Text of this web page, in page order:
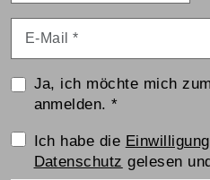
Ja, ich möchte mich
anmelden.*
Einwilligungserklärung
Ich habe die
Datenschutz gelesen